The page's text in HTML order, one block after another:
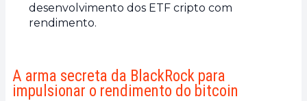
desenvolvimento dos ETF cripto com
rendimento.
A arma secreta da BlackRock para
impulsionar o rendimento do bitcoin